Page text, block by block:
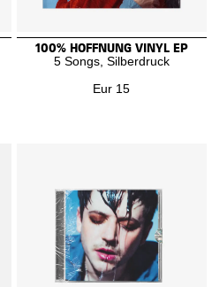
100% HOFFNUNG VINYL EP
5 Songs, Silberdruck
Eur 15